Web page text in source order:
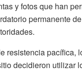
y fotos que han
permanente
resistencia pacífica,
decidieron utilizar